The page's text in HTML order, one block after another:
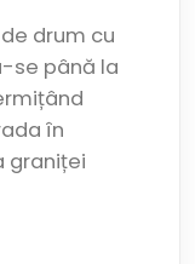
drum cu
se până la
în
graniței